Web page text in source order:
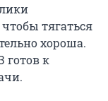
тягаться
хороша.
готов к